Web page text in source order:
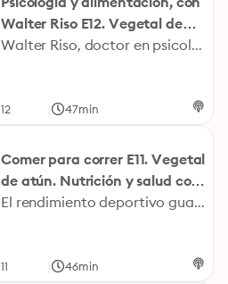
Walter Riso E12. Vegetal de
atún. Nutrición y salud con
Walter Riso, doctor en psicología, especialista en terapia cognitiva y magister en bioética, es una auténtica referencia tanto en el ámbito científico como en el divulgativo de la psicología. Lo acreditan sus más de veinticinco libros entre textos técnicos y de divulgación, traducidos a más de doce idiomas. En esta ocasión, habla con Julio Basulto de la compleja pero interesantísima relación que existe entre psicología y alimentación. Fotografía Julio Basulto: Jordi Ribot Puntí. Fotografía Walter Riso: Antonio Navarro Wijkmark.
12 47min
Comer para correr E11. Vegetal
de atún. Nutrición y salud con
Julio Basulto
El rendimiento deportivo guarda relación con una buena alimentación. Pero ¿hasta qué punto es así? ¿Podemos ganar una competición, aumentar mucho nuestra masa muscular o convertirnos en grandes corredores confiando, sobre todo, en nuestro patrón dietético? En esta nueva entrega de #VegetalDeAtún, Julio Basulto aborda los aspectos nutricionales más importantes que deben tener en cuenta los deportistas, en particular los corredores. Fotografía Julio Basulto: Jordi Ribot Puntí.
11 46min